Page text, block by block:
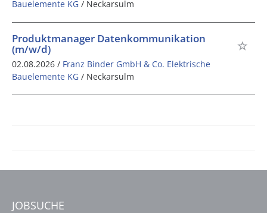
Bauelemente KG / Neckarsulm
Produktmanager Datenkommunikation
(m/w/d)
02.08.2026 / Franz Binder GmbH & Co. Elektrische
Bauelemente KG / Neckarsulm
JOBSUCHE